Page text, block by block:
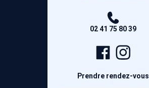
02 41 75 80 39
Page
Facebook
Prendre rendez-vous